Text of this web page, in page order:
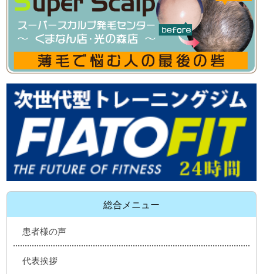
総合メニュー
患者様の声
代表挨拶